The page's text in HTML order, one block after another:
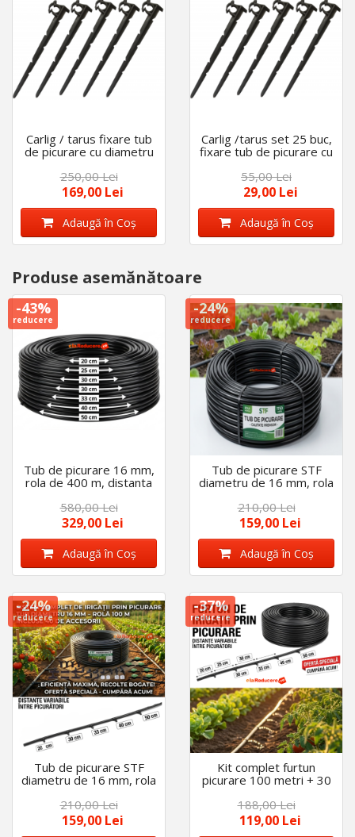
Carlig / tarus fixare tub
de picurare cu diametru
de 16 mm - 20 mm, set
250 bucati
250,00 Lei
169,00 Lei
Adaugă în Coş
Carlig /tarus set 25 buc,
fixare tub de picurare cu
diametru de 16 mm,
lungime tija 26 cm
55,00 Lei
29,00 Lei
Adaugă în Coş
Produse asemănătoare
-43%
reducere
Tub de picurare 16 mm,
rola de 400 m, distanta
L/h
580,00 Lei
329,00 Lei
Adaugă în Coş
-24%
reducere
Tub de picurare STF
diametru de 16 mm, rola
picuratori 20cm, 4 L/h,
plus 40 accesorii
210,00 Lei
159,00 Lei
Adaugă în Coş
-24%
reducere
Tub de picurare STF
diametru de 16 mm, rola
picuratori 30cm, 4 L/h,
plus 40 accesorii
210,00 Lei
159,00 Lei
-37%
reducere
Kit complet furtun
picurare 100 metri + 30
picuratori 20 cm,
diametru 16 mm
188,00 Lei
119,00 Lei